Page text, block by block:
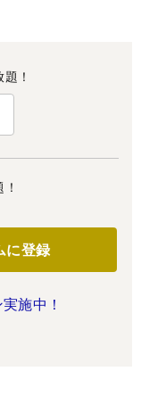
！
に登録
施中！